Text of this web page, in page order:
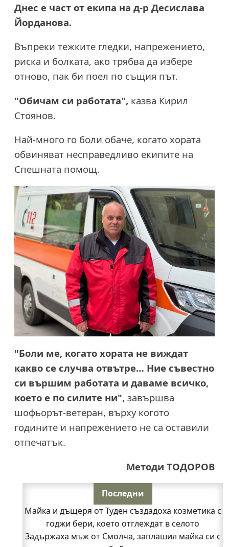
Днес е част от екипа на д-р Десислава
Йорданова.
Въпреки тежките гледки, напрежението,
риска и болката, ако трябва да избере
отново, пак би поел по същия път.
"Обичам си работата", казва Кирил
Стоянов.
Най-много го боли обаче, когато хората
обвиняват несправедливо екипите на
Спешната помощ.
"Боли ме, когато хората не виждат
какво се случва отвътре… Ние съвестно
си вършим работата и даваме всичко,
което е по силите ни", завършва
шофьорът-ветеран, върху когото
годините и напрежението не са оставили
отпечатък.
Методи ТОДОРОВ
Последни
Майка и дъщеря от Туден създадоха козметика с
годжи бери, което отглеждат в селото
Задържаха мъж от Смолча, заплашил майка си с